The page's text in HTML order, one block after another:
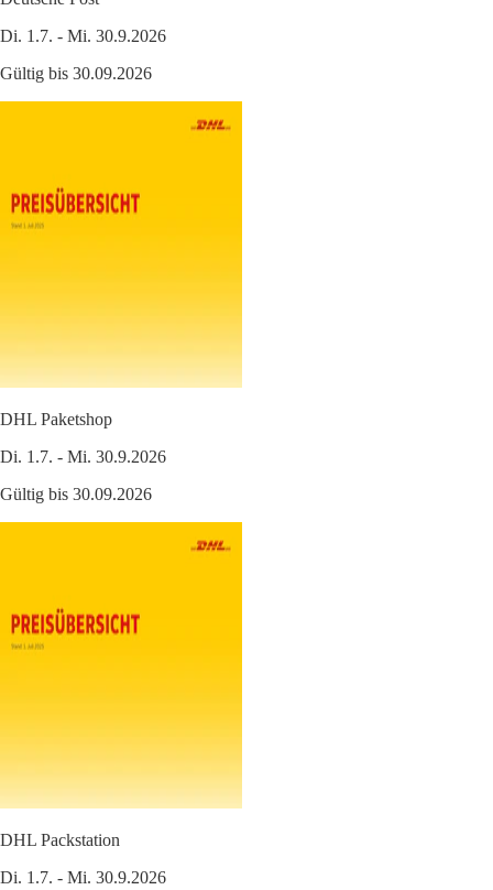
Di. 1.7. - Mi. 30.9.2026
Gültig bis 30.09.2026
DHL Paketshop
Di. 1.7. - Mi. 30.9.2026
Gültig bis 30.09.2026
DHL Packstation
Di. 1.7. - Mi. 30.9.2026